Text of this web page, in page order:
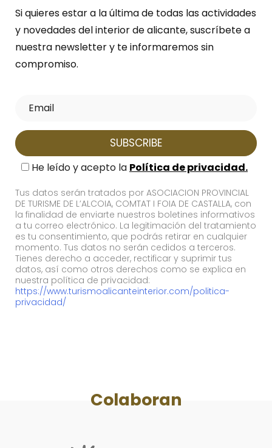
Si quieres estar a la última de todas las actividades
y novedades del interior de alicante, suscríbete a
nuestra newsletter y te informaremos sin
compromiso.
He leído y acepto la Política de privacidad.
Tus datos serán tratados por ASOCIACION PROVINCIAL
DE TURISME DE L’ALCOIA, COMTAT I FOIA DE CASTALLA, con
la finalidad de enviarte nuestros boletines informativos
a tu correo electrónico. La legitimación del tratamiento
es tu consentimiento, que podrás retirar en cualquier
momento. Tus datos no serán cedidos a terceros.
Tienes derecho a acceder, rectificar y suprimir tus
datos, así como otros derechos como se explica en
nuestra política de privacidad:
https://www.turismoalicanteinterior.com/politica-
privacidad/
Colaboran